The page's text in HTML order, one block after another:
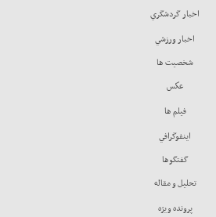
اخبار گردشگري
اخبار ورزشي
شخصيت ها
عكس
فيلم ها
اينفوگرافي
گفتگوها
تحليل و مقاله
پرونده ويژه